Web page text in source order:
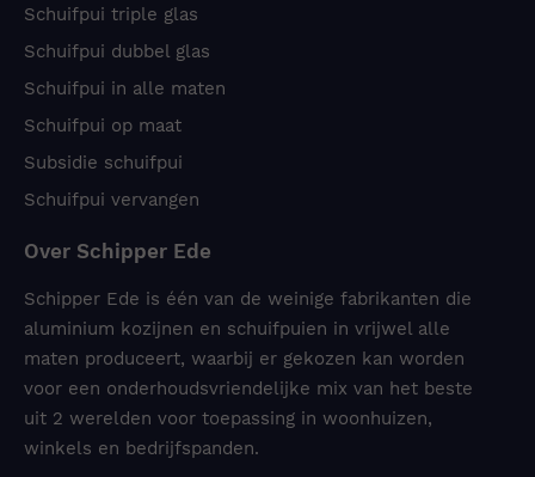
Schuifpui triple glas
Schuifpui dubbel glas
Schuifpui in alle maten
Schuifpui op maat
Subsidie schuifpui
Schuifpui vervangen
Over Schipper Ede
Schipper Ede is één van de weinige fabrikanten die
aluminium kozijnen en schuifpuien in vrijwel alle
maten produceert, waarbij er gekozen kan worden
voor een onderhoudsvriendelijke mix van het beste
uit 2 werelden voor toepassing in woonhuizen,
winkels en bedrijfspanden.